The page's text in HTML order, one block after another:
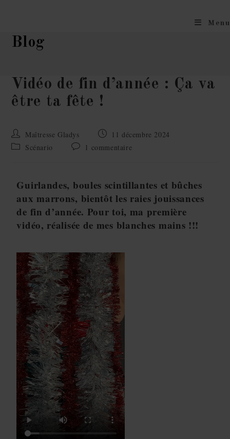
Menu
Blog
Vidéo de fin d’année : Ça va
être ta fête !
Maîtresse Gladys
11 décembre 2024
Scénario
1 commentaire
Guirlandes, boules scintillantes et bûches
aux marrons, bientôt les raies jouissances
de fin d’année. Pour toi, ma première
vidéo, réalisée de mes blanches mains !!!